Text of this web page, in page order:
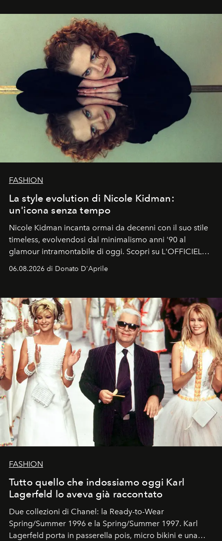
FASHION
La style evolution di Nicole Kidman:
un'icona senza tempo
Nicole Kidman incanta ormai da decenni con il suo stile
timeless, evolvendosi dal minimalismo anni '90 al
glamour intramontabile di oggi. Scopri su L'OFFICIEL
Italia la sua style evolution.
06.08.2026 di Donato D'Aprile
FASHION
Tutto quello che indossiamo oggi Karl
Lagerfeld lo aveva già raccontato
Due collezioni di Chanel: la Ready-to-Wear
Spring/Summer 1996 e la Spring/Summer 1997. Karl
Lagerfeld porta in passerella pois, micro bikini e una